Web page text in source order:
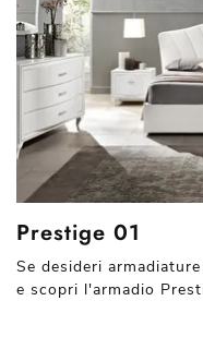
Prestige 01
Se desideri
e scopri l'armadio